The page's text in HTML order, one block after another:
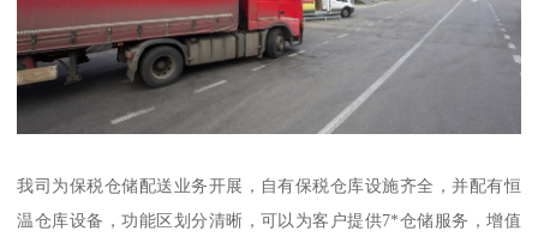
我司为保税仓储配送业务开展，自有保税仓库设施齐全，并配有恒
温仓库设备，功能区划分清晰，可以为客户提供7*仓储服务，增值